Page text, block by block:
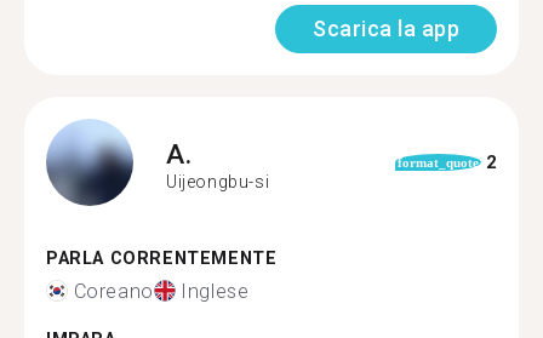
Scarica la app
A.
Uijeongbu-si
format_quote 2
PARLA CORRENTEMENTE
Coreano Inglese